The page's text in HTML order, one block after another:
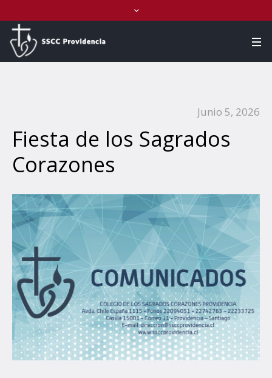
Junio 5, 2026
Fiesta de los Sagrados
Corazones